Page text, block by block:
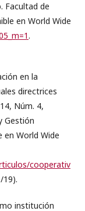
Facultad de
en World Wide
.
en la
directrices
Núm. 4,
Gestión
en World Wide
cooperativ
19).
institución